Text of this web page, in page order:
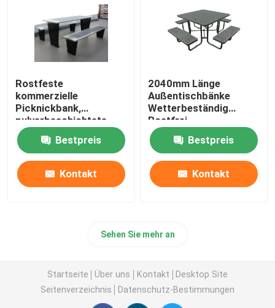
Rostfeste
kommerzielle
Picknickbank,
pulverbeschichtete
Metall-Außentisch und
-Sessel Bestpreis
Kontakt
2040mm Länge
Außentischbänke
Wetterbeständig
Rostfrei
Bestpreis
Kontakt
Sehen Sie mehr an
Startseite Über uns Kontakt
Desktop Site
Seitenverzeichnis
Datenschutz-Bestimmungen